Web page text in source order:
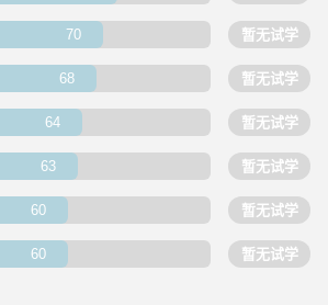
70 暂无试学
68 暂无试学
64 暂无试学
63 暂无试学
60 暂无试学
60 暂无试学